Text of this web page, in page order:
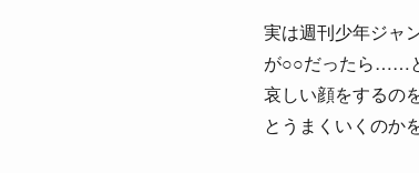
実は週刊少年ジャ
が○○だったら……
哀しい顔をするの
とうまくいくのか